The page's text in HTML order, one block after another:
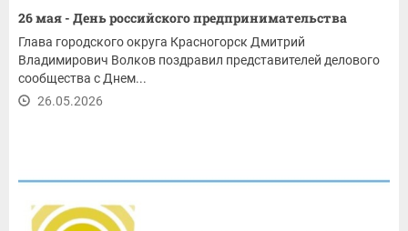
26 мая - День российского предпринимательства
Глава городского округа Красногорск Дмитрий
Владимирович Волков поздравил представителей делового
сообщества с Днем...
26.05.2026